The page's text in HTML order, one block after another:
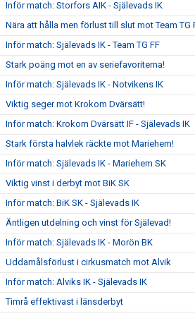
Inför match: Storfors AIK - Själevads IK
Nära att hålla men förlust till slut mot Team TG
Inför match: Själevads IK - Team TG FF
Stark poäng mot en av seriefavoriterna!
Inför match: Själevads IK - Notvikens IK
Viktig seger mot Krokom Dvärsätt!
Inför match: Krokom Dvärsätt IF - Själevads IK
Stark första halvlek räckte mot Mariehem!
Inför match: Själevads IK - Mariehem SK
Viktig vinst i derbyt mot BiK SK
Inför match: BiK SK - Själevads IK
Äntligen utdelning och vinst för Själevad!
Inför match: Själevads IK - Morön BK
Uddamålsförlust i cirkusmatch mot Alvik
Inför match: Alviks IK - Själevads IK
Timrå effektivast i länsderbyt